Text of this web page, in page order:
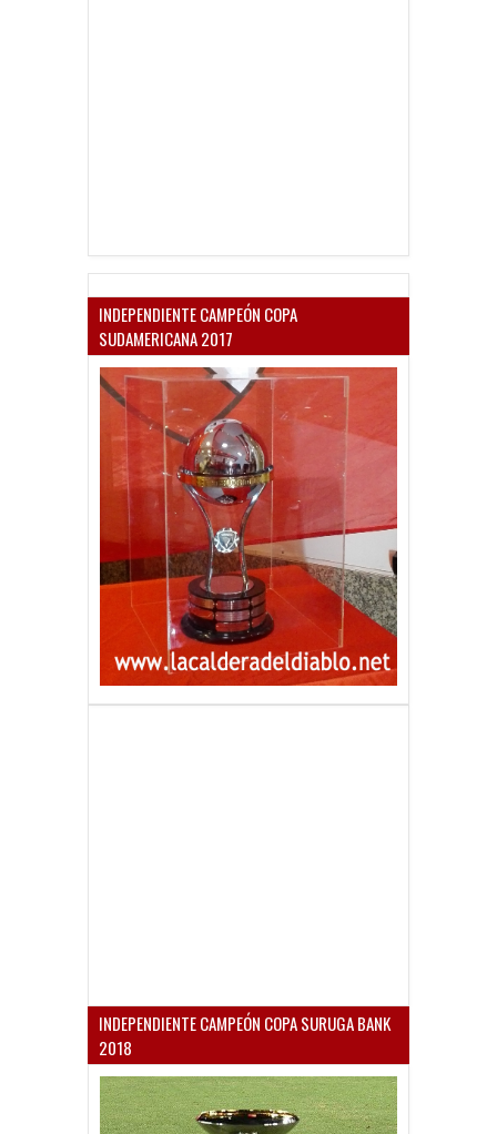
INDEPENDIENTE CAMPEÓN COPA
SUDAMERICANA 2017
INDEPENDIENTE CAMPEÓN COPA SURUGA BANK
2018